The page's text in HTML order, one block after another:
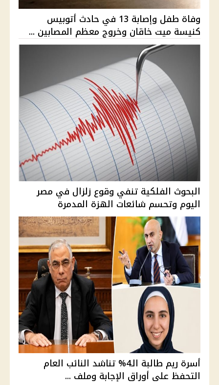
وفاة طفل وإصابة 13 في حادث أتوبيس
كنيسة ميت خاقان وخروج معظم المصابين ...
البحوث الفلكية تنفي وقوع زلزال في مصر
اليوم وتحسم شائعات الهزة المدمرة
أسرة ريم طالبة الـ4% تناشد النائب العام
التحفظ على أوراق الإجابة وملف ...